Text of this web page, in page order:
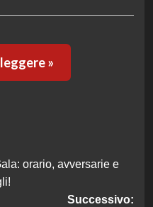
»
orario, avversarie e
Successivo: